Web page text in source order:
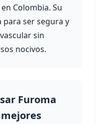
Colombia. Su
ser segura y
sin
nocivos.
Furoma